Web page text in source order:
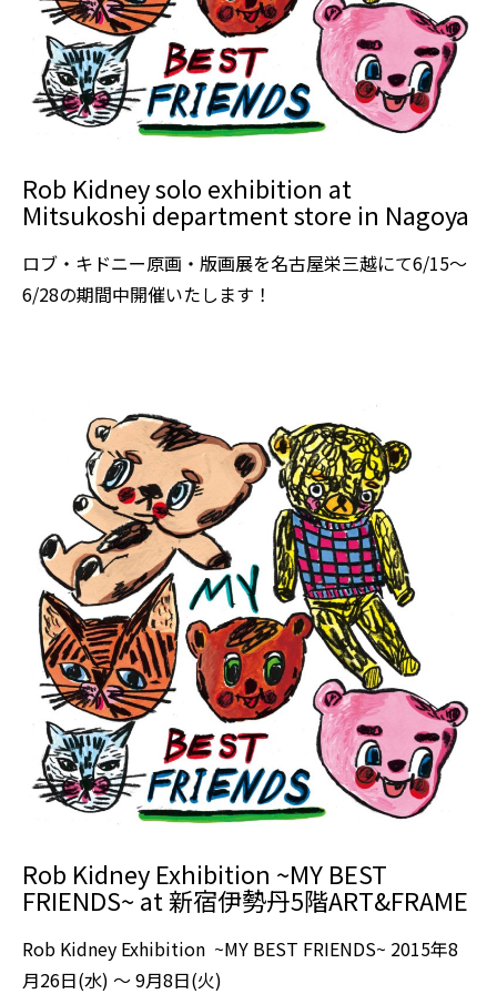
Rob Kidney solo exhibition at
Mitsukoshi department store in Nagoya
ロブ・キドニー原画・版画展を名古屋栄三越にて6/15～
6/28の期間中開催いたします！
Rob Kidney Exhibition ~MY BEST
FRIENDS~ at 新宿伊勢丹5階ART&FRAME
Rob Kidney Exhibition ~MY BEST FRIENDS~ 2015年8
月26日(水) 〜 9月8日(火)